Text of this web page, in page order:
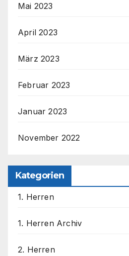
Mai 2023
April 2023
März 2023
Februar 2023
Januar 2023
November 2022
Kategorien
1. Herren
1. Herren Archiv
2. Herren